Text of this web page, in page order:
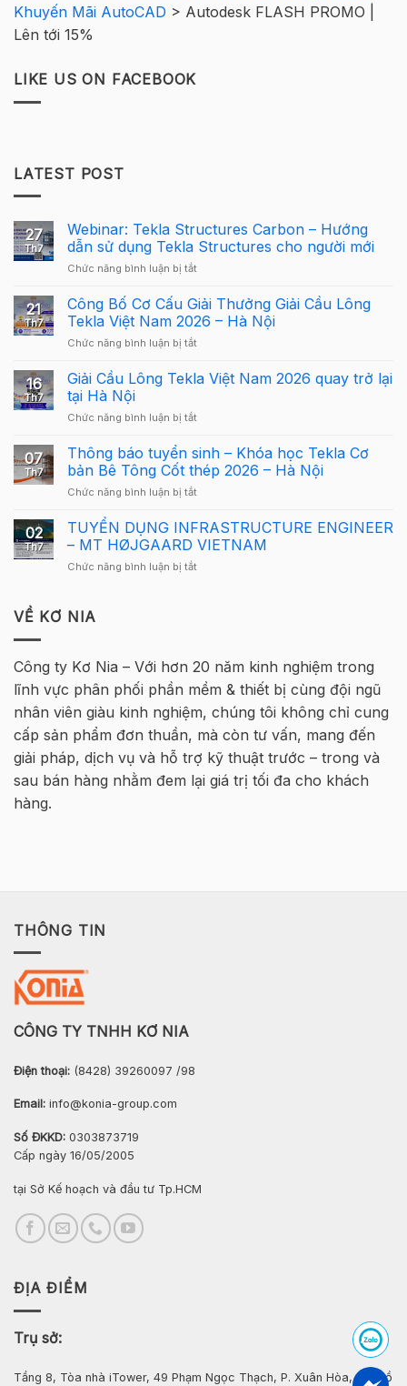
Khuyến Mãi AutoCAD > Autodesk FLASH PROMO |
Lên tới 15%
LIKE US ON FACEBOOK
LATEST POST
27
Th7
Webinar: Tekla Structures Carbon – Hướng
dẫn sử dụng Tekla Structures cho người mới
Chức năng bình luận bị tắtở
Tekla
Structures
Carbon
–
dẫn
Tekla
cho
người
21
Th7
Công Bố Cơ Cấu Giải Thưởng Giải Cầu Lông
Tekla Việt Nam 2026 – Hà Nội
Chức năng bình luận bị tắtở
Bố
Giải
Giải
Cầu
Lông
Tekla
Nam
2026
Hà
16
Th7
Giải Cầu Lông Tekla Việt Nam 2026 quay trở lại
tại Hà Nội
Chức năng bình luận bị tắtở
Cầu
Lông
Tekla
Việt
2026
quay
lại
07
Th7
Thông báo tuyển sinh – Khóa học Tekla Cơ
bản Bê Tông Cốt thép 2026 – Hà Nội
Chức năng bình luận bị tắtở
báo
tuyển
sinh
–
Bê
Cốt
thép
2026
–
Hà
Nội
02
Th7
TUYỂN DỤNG INFRASTRUCTURE ENGINEER
– MT HØJGAARD VIETNAM
Chức năng bình luận bị tắtở
MT
HØJGAARD
VIETNAM
VỀ KƠ NIA
Công ty Kơ Nia – Với hơn 20 năm kinh nghiệm trong
lĩnh vực phân phối phần mềm & thiết bị cùng đội ngũ
nhân viên giàu kinh nghiệm, chúng tôi không chỉ cung
cấp sản phẩm đơn thuần, mà còn tư vấn, mang đến
giải pháp, dịch vụ và hỗ trợ kỹ thuật trước – trong và
sau bán hàng nhằm đem lại giá trị tối đa cho khách
hàng.
THÔNG TIN
CÔNG TY TNHH KƠ NIA
Điện thoại: (8428) 39260097 /98
Email: info@konia-group.com
Số ĐKKD: 0303873719
Cấp ngày 16/05/2005
tại Sở Kế hoạch và đầu tư Tp.HCM
ĐỊA ĐIỂM
Trụ sở:
Tầng 8, Tòa nhà iTower, 49 Phạm Ngọc Thạch, P. Xuân Hòa, Tp. Hồ